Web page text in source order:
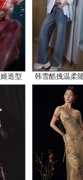
造型 韩雪酷拽温柔